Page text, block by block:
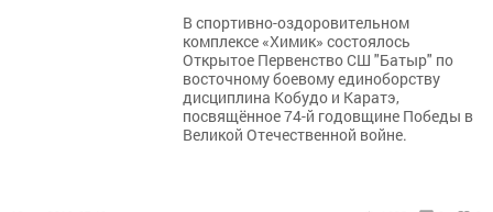
В спортивно-оздоровительном
комплексе «Химик» состоялось
Открытое Первенство СШ "Батыр" по
восточному боевому единоборству
дисциплина Кобудо и Каратэ,
посвящённое 74-й годовщине Победы в
Великой Отечественной войне.